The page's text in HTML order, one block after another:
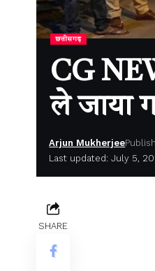
छत्तीसगढ़
CG
ले जाया
Last updated: July 5,
Arjun Mukherjee
SHARE